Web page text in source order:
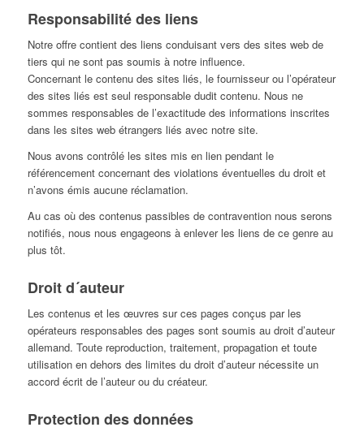
Responsabilité des liens
Notre offre contient des liens conduisant vers des sites web de
tiers qui ne sont pas soumis à notre influence.
Concernant le contenu des sites liés, le fournisseur ou l’opérateur
des sites liés est seul responsable dudit contenu. Nous ne
sommes responsables de l’exactitude des informations inscrites
dans les sites web étrangers liés avec notre site.
Nous avons contrôlé les sites mis en lien pendant le
référencement concernant des violations éventuelles du droit et
n’avons émis aucune réclamation.
Au cas où des contenus passibles de contravention nous serons
notifiés, nous nous engageons à enlever les liens de ce genre au
plus tôt.
Droit d´auteur
Les contenus et les œuvres sur ces pages conçus par les
opérateurs responsables des pages sont soumis au droit d’auteur
allemand. Toute reproduction, traitement, propagation et toute
utilisation en dehors des limites du droit d’auteur nécessite un
accord écrit de l’auteur ou du créateur.
Protection des données